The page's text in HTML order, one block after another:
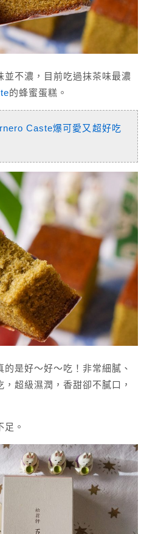
並不濃，目前吃過抹茶味最濃
的蜂蜜蛋糕。
Caste爆可愛又超好吃
是好～好～吃！非常細膩、
超級濕潤，香甜卻不膩口，
。